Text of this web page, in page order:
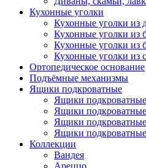
Кухонные уголки
Кухонные уголки из
Кухонные уголки из
Кухонные уголки из
Кухонные уголки из
Ортопедическое основание
Подъёмные механизмы
Ящики подкроватные
Ящики подкроватные
Ящики подкроватные
Ящики
Ящики
Коллекции
Вандея
Ареццо